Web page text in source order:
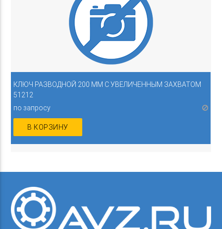
КЛЮЧ РАЗВОДНОЙ 200 ММ С УВЕЛИЧЕННЫМ ЗАХВАТОМ
51212
по запросу
В КОРЗИНУ